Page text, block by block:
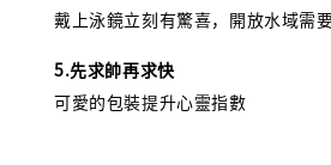
戴上泳鏡立刻有驚喜，開放水域需
5.先求帥再求快
可愛的包裝提升心靈指數